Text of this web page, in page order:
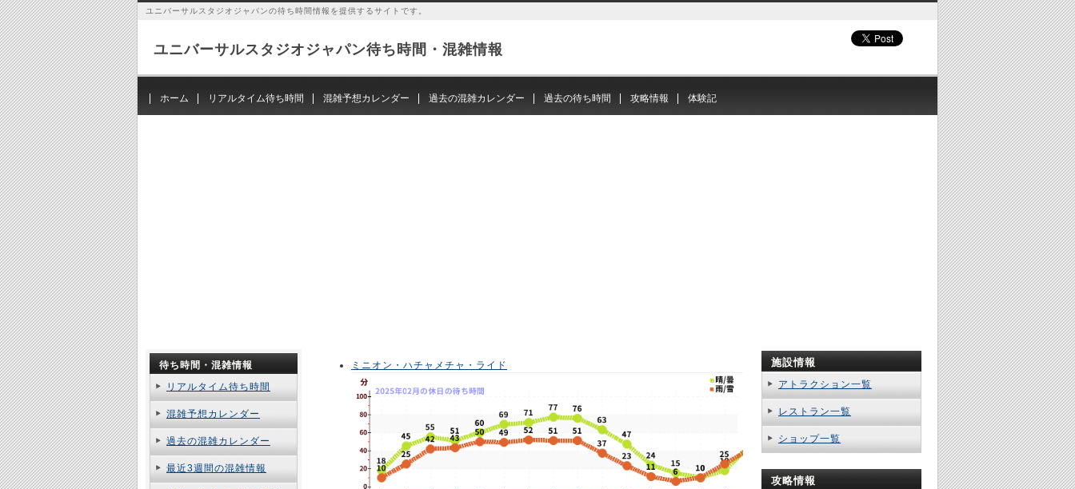
ユニバーサルスタジオジャパンの待ち時間情報を提供するサイトです。
ユニバーサルスタジオジャパン待ち時間・混雑情報
ホーム リアルタイム待ち時間 混雑予想カレンダー 過去の混雑カレンダー 過去の待ち時間 攻略情報 体験記
ミニオン・ハチャメチャ・ライド
待ち時間・混雑情報
リアルタイム待ち時間
混雑予想カレンダー
過去の混雑カレンダー
最近3週間の混雑情報
施設情報
アトラクション一覧
レストラン一覧
ショップ一覧
攻略情報